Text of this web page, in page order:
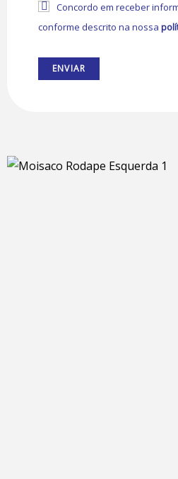
Concordo em receber
conforme descrito na nossa